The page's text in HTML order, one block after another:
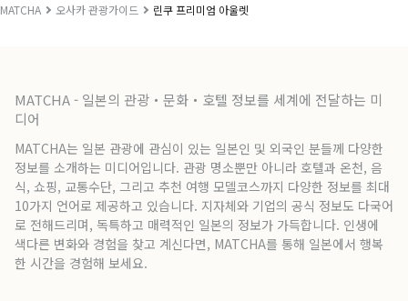
MATCHA 오사카 관광가이드 린쿠 프리미엄 아울렛
MATCHA - 일본의 관광・문화・호텔 정보를 세계에 전달하는 미
디어
MATCHA는 일본 관광에 관심이 있는 일본인 및 외국인 분들께 다양한
정보를 소개하는 미디어입니다. 관광 명소뿐만 아니라 호텔과 온천, 음
식, 쇼핑, 교통수단, 그리고 추천 여행 모델코스까지 다양한 정보를 최대
10가지 언어로 제공하고 있습니다. 지자체와 기업의 공식 정보도 다국어
로 전해드리며, 독특하고 매력적인 일본의 정보가 가득합니다. 인생에
색다른 변화와 경험을 찾고 계신다면, MATCHA를 통해 일본에서 행복
한 시간을 경험해 보세요.